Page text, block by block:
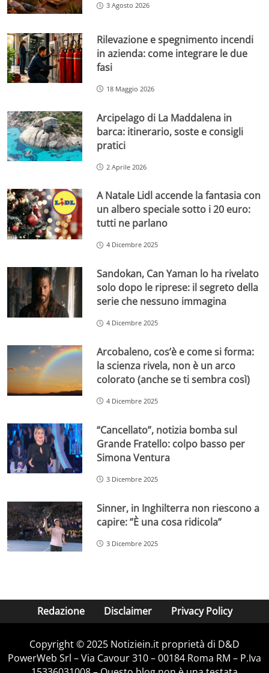
3 Agosto 2026
Rilevazione e spegnimento incendi
in azienda: come integrare le due
fasi
18 Maggio 2026
Arcipelago di La Maddalena in
barca: itinerario, soste e consigli
pratici
2 Aprile 2026
A Natale Lidl accende la fantasia con
un albero speciale sotto i 20 euro:
tutti ne parlano
4 Dicembre 2025
Sandokan, Can Yaman lo ha rivelato
solo dopo le riprese: il segreto della
serie che nessuno immagina
4 Dicembre 2025
Arcobaleno, cos’è e come si forma:
la scienza rivela, non è un arco
colorato (anche se ti sembra così)
4 Dicembre 2025
“Cancellato”, notizia bomba sul
Grande Fratello: colpo basso per
Simona Ventura
3 Dicembre 2025
Sinner, in Inghilterra non riescono a
capire: ”È una cosa ridicola”
3 Dicembre 2025
Redazione Disclaimer Privacy Policy
Copyright © 2025 Notiziein.it proprietà di D&D
PowerWeb Srl – Via Cavour 310 – 00184 Roma RM – P.Iva